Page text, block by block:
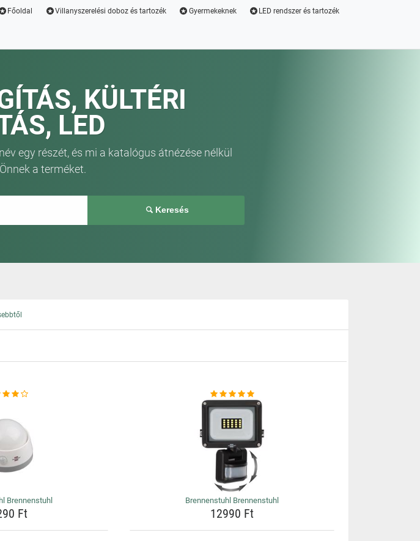
Főoldal Villanyszerelési doboz és tartozék Gyermekeknek LED rendszer és tartozék
KÜLTÉRI
LED
egy részét, és mi a katalógus átnézése nélkül
a terméket.
Keresés
Brennenstuhl
Ft
Brennenstuhl Brennenstuhl
12990 Ft